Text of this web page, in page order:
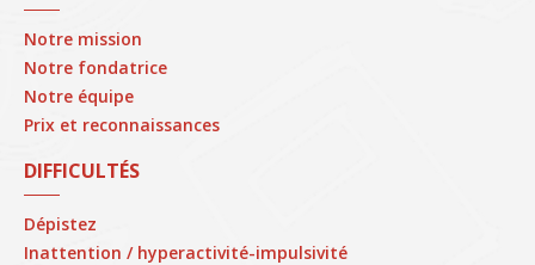
Notre mission
Notre fondatrice
Notre équipe
Prix et reconnaissances
DIFFICULTÉS
Dépistez
Inattention / hyperactivité-impulsivité